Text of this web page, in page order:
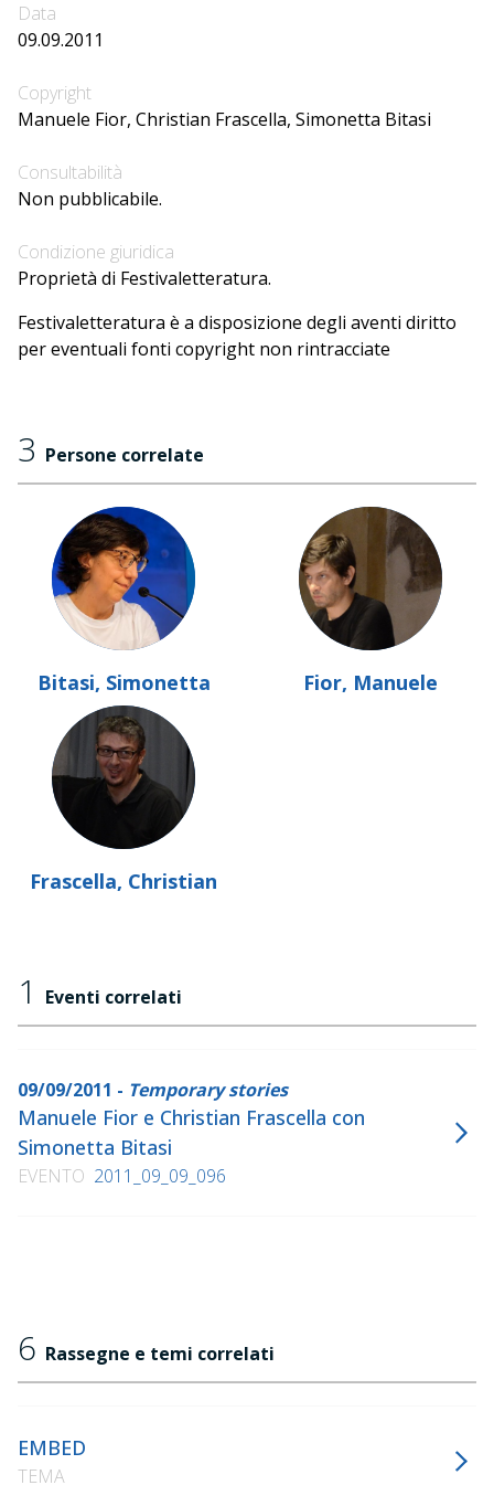
Data
09.09.2011
Copyright
Manuele Fior, Christian Frascella, Simonetta Bitasi
Consultabilità
Non pubblicabile.
Condizione giuridica
Proprietà di Festivaletteratura.
Festivaletteratura è a disposizione degli aventi diritto
per eventuali fonti copyright non rintracciate
3 Persone correlate
Bitasi, Simonetta Fior, Manuele
Frascella, Christian
1 Eventi correlati
09/09/2011 - Temporary stories
Manuele Fior e Christian Frascella con
Simonetta Bitasi
EVENTO 2011_09_09_096
6 Rassegne e temi correlati
EMBED
TEMA